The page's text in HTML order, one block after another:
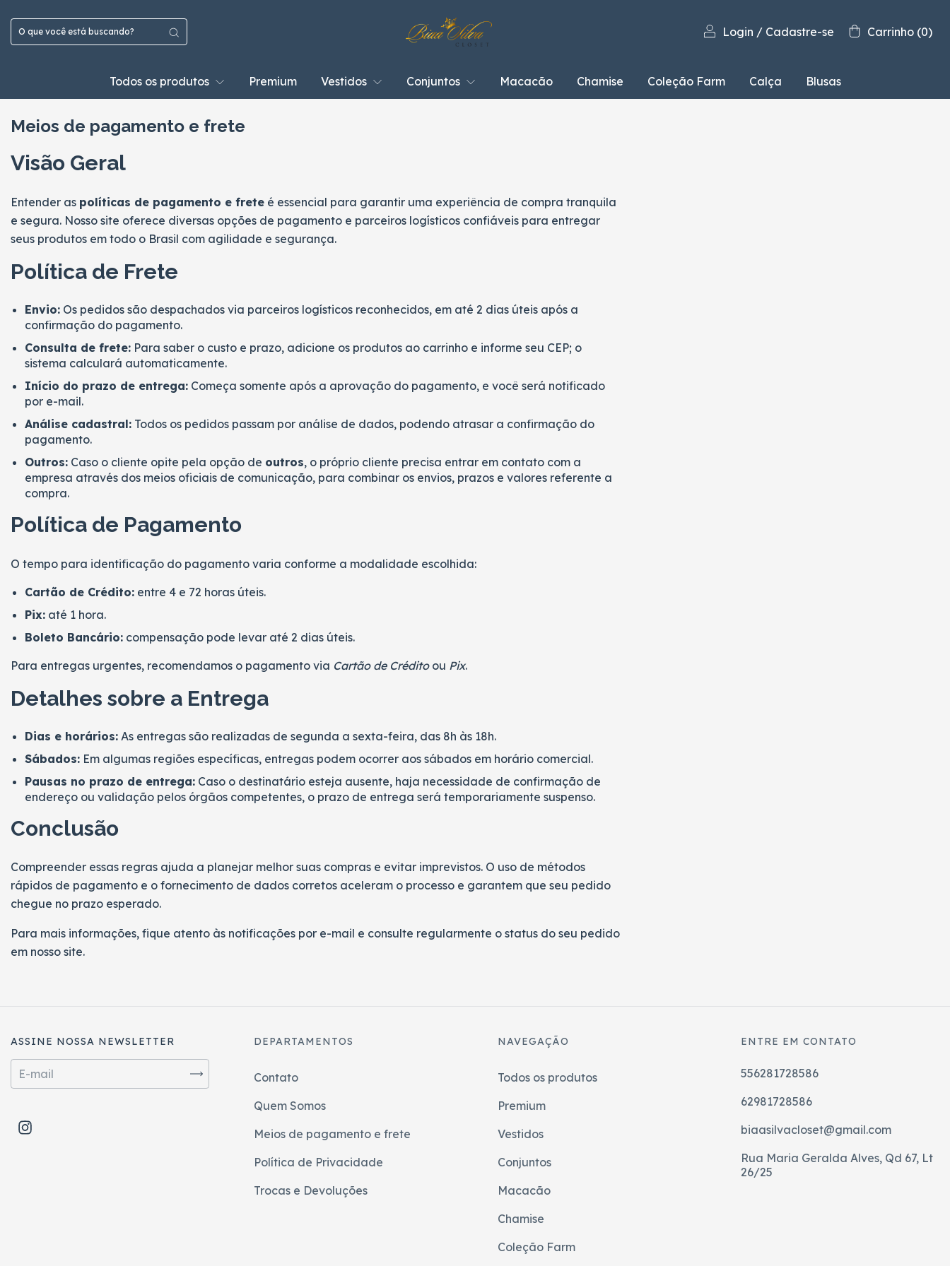
Login / Cadastre-se Carrinho (0)
Todos os produtos Premium Vestidos Conjuntos Macacão Chamise Coleção Farm Calça Blusas
Meios de pagamento e frete
Visão Geral
Entender as políticas de pagamento e frete é essencial para garantir uma experiência de compra tranquila
e segura. Nosso site oferece diversas opções de pagamento e parceiros logísticos confiáveis para entregar
seus produtos em todo o Brasil com agilidade e segurança.
Política de Frete
Envio: Os pedidos são despachados via parceiros logísticos reconhecidos, em até 2 dias úteis após a
confirmação do pagamento.
Consulta de frete: Para saber o custo e prazo, adicione os produtos ao carrinho e informe seu CEP; o
sistema calculará automaticamente.
Início do prazo de entrega: Começa somente após a aprovação do pagamento, e você será notificado
por e-mail.
Análise cadastral: Todos os pedidos passam por análise de dados, podendo atrasar a confirmação do
pagamento.
Outros: Caso o cliente opite pela opção de outros, o próprio cliente precisa entrar em contato com a
empresa através dos meios oficiais de comunicação, para combinar os envios, prazos e valores referente a
compra.
Política de Pagamento
O tempo para identificação do pagamento varia conforme a modalidade escolhida:
Cartão de Crédito: entre 4 e 72 horas úteis.
Pix: até 1 hora.
Boleto Bancário: compensação pode levar até 2 dias úteis.
Para entregas urgentes, recomendamos o pagamento via Cartão de Créditoou Pix.
Detalhes sobre a Entrega
Dias e horários: As entregas são realizadas de segunda a sexta-feira, das 8h às 18h.
Sábados: Em algumas regiões específicas, entregas podem ocorrer aos sábados em horário comercial.
Pausas no prazo de entrega: Caso o destinatário esteja ausente, haja necessidade de confirmação de
endereço ou validação pelos órgãos competentes, o prazo de entrega será temporariamente suspenso.
Conclusão
Compreender essas regras ajuda a planejar melhor suas compras e evitar imprevistos. O uso de métodos
rápidos de pagamento e o fornecimento de dados corretos aceleram o processo e garantem que seu pedido
chegue no prazo esperado.
Para mais informações, fique atento às notificações por e-mail e consulte regularmente o status do seu pedido
em nosso site.
ASSINE NOSSA NEWSLETTER DEPARTAMENTOS
Contato
Quem Somos
Meios de pagamento e frete
Política de Privacidade
Trocas e Devoluções
NAVEGAÇÃO
Todos os produtos
Premium
Vestidos
Conjuntos
Macacão
Chamise
Coleção Farm
ENTRE EM CONTATO
556281728586
62981728586
biaasilvacloset@gmail.com
Rua Maria Geralda Alves, Qd 67, Lt
26/25